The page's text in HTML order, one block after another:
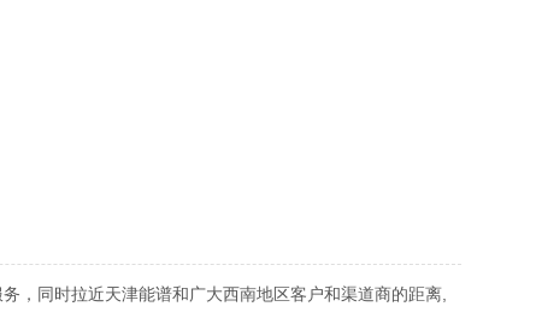
同时拉近天津能谱和广大西南地区客户和渠道商的距离,